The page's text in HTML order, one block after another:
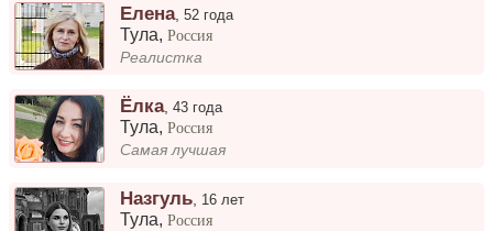
Елена,52 года
Тула,Россия
Реалистка
Ёлка,43 года
Тула,Россия
Самая лучшая
Назгуль, 16 лет
Тула,Россия